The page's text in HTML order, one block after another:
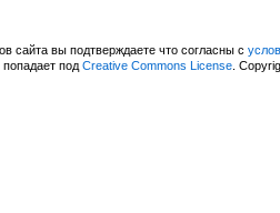
сайта вы подтверждаете что согласны с
попадает под Creative Commons License.